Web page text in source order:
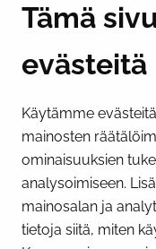
Tämä
evästeitä
Käytämme
mainosten
ominaisuuksien
analysoimiseen.
mainosalan ja
tietoja siitä, miten